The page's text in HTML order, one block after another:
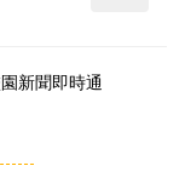
新聞即時通